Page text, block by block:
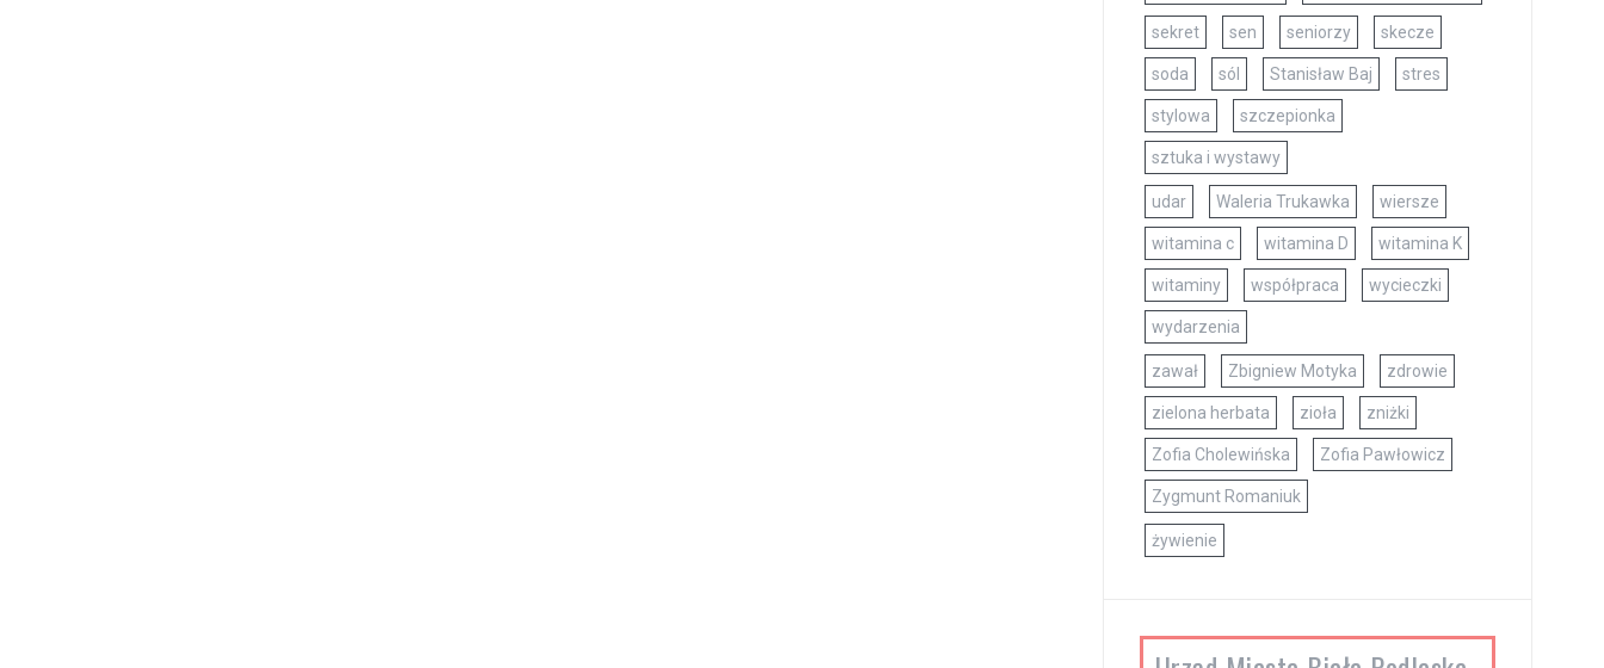
sekret sen seniorzy skecze
soda sól Stanisław Baj stres
stylowa szczepionka
sztuka i wystawy
udar Waleria Trukawka wiersze
witamina c witamina D witamina K
witaminy współpraca wycieczki
wydarzenia
zawał Zbigniew Motyka zdrowie
zielona herbata zioła zniżki
Zofia Cholewińska Zofia Pawłowicz
Zygmunt Romaniuk
żywienie